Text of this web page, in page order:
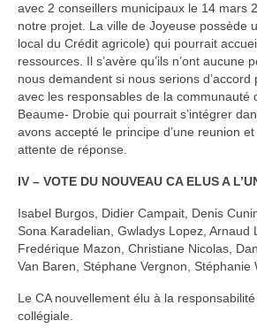
avec 2 conseillers municipaux le 14 mars
notre projet. La ville de Joyeuse possède
local du Crédit agricole) qui pourrait
ressources. Il s’avère qu’ils n’ont aucune
nous demandent si nous serions
avec les responsables de la communauté
Beaume- Drobie qui pourrait s’intégrer
avons accepté le principe d’une reunion
attente de réponse.
IV – VOTE DU NOUVEAU CA ELUS A
Isabel Burgos, Didier Campait, Denis
Sona Karadelian, Gwladys Lopez, Arnaud
Fredérique Mazon, Christiane Nicolas,
Van Baren, Stéphane Vergnon, Stéphanie
Le CA nouvellement élu à la
collégiale.